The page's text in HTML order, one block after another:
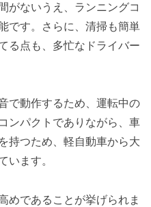
がないうえ、ランニングコ
です。さらに、清掃も簡単
る点も、多忙なドライバー
で動作するため、運転中の
ンパクトでありながら、車
持つため、軽自動車から大
います。
めであることが挙げられま